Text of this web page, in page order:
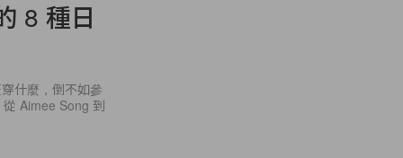
8 種日
什麼，倒不如參
Aimee Song 到